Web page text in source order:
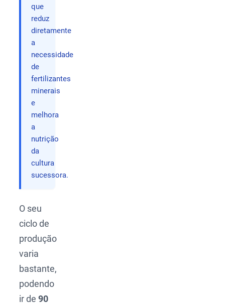
que
reduz
diretamente
a
necessidade
de
fertilizantes
minerais
e
melhora
a
nutrição
da
cultura
sucessora.
O seu
ciclo de
produção
varia
bastante,
podendo
ir de90